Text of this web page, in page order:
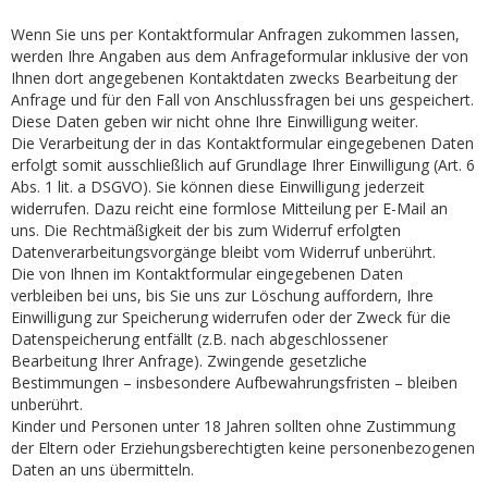
Wenn Sie uns per Kontaktformular Anfragen zukommen lassen,
werden Ihre Angaben aus dem Anfrageformular inklusive der von
Ihnen dort angegebenen Kontaktdaten zwecks Bearbeitung der
Anfrage und für den Fall von Anschlussfragen bei uns gespeichert.
Diese Daten geben wir nicht ohne Ihre Einwilligung weiter.
Die Verarbeitung der in das Kontaktformular eingegebenen Daten
erfolgt somit ausschließlich auf Grundlage Ihrer Einwilligung (Art. 6
Abs. 1 lit. a DSGVO). Sie können diese Einwilligung jederzeit
widerrufen. Dazu reicht eine formlose Mitteilung per E-Mail an
uns. Die Rechtmäßigkeit der bis zum Widerruf erfolgten
Datenverarbeitungsvorgänge bleibt vom Widerruf unberührt.
Die von Ihnen im Kontaktformular eingegebenen Daten
verbleiben bei uns, bis Sie uns zur Löschung auffordern, Ihre
Einwilligung zur Speicherung widerrufen oder der Zweck für die
Datenspeicherung entfällt (z.B. nach abgeschlossener
Bearbeitung Ihrer Anfrage). Zwingende gesetzliche
Bestimmungen – insbesondere Aufbewahrungsfristen – bleiben
unberührt.
Kinder und Personen unter 18 Jahren sollten ohne Zustimmung
der Eltern oder Erziehungsberechtigten keine personenbezogenen
Daten an uns übermitteln.